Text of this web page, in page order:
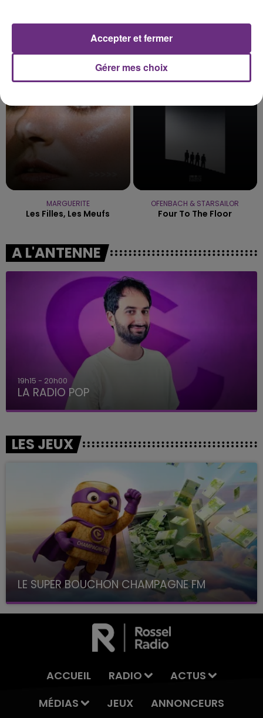
Papaoutai Fever Dream
14h15
14h15
MARGUERITE
Les Filles, Les Meufs
14h07
14h07
OFENBACH & STARSAILOR
Four To The Floor
A L'ANTENNE
19h15 - 20h00
LA RADIO POP
LES JEUX
LE SUPER BOUCHON CHAMPAGNE FM
avec La Famille Champagne FM, à 8H10
ACCUEIL RADIO
ACTUS
MÉDIAS
JEUX ANNONCEURS
Gérer mes choix
Accepter et fermer